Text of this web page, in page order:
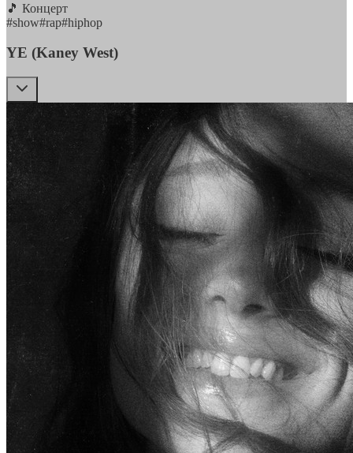
🎵 Концерт
#show#rap#hiphop
YE (Kaney West)